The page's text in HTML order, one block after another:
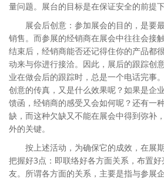
量问题。展台的目标是在保证安全的前提下
展会后创意：参加展会的目的，是要
销售。而参展的经销商在展会中往往会接
结束后，经销商能否还记得住你的产品都
动来与你进行接洽。因此，展后的跟踪创
业在做会后的跟踪时，总是一个电话完事
创意的传真，又是什么效果呢？如果是企
馈函，经销商的感受又会如何呢？还有一
缺，而这种欠缺又不能在展会中得到弥补
外的关键。
按上述活动，为确保它的成效，在展
把握好3点：即联络好各方面关系，布置
友。所谓各方面的关系，主要是指与参展